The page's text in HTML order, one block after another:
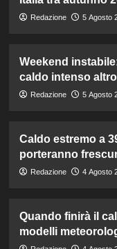
Redazione 5 Agosto
Weekend
caldo intenso
Redazione 5 Agosto
Caldo estremo a
porteranno
Redazione 4 Agosto
Quando finirà il
modelli